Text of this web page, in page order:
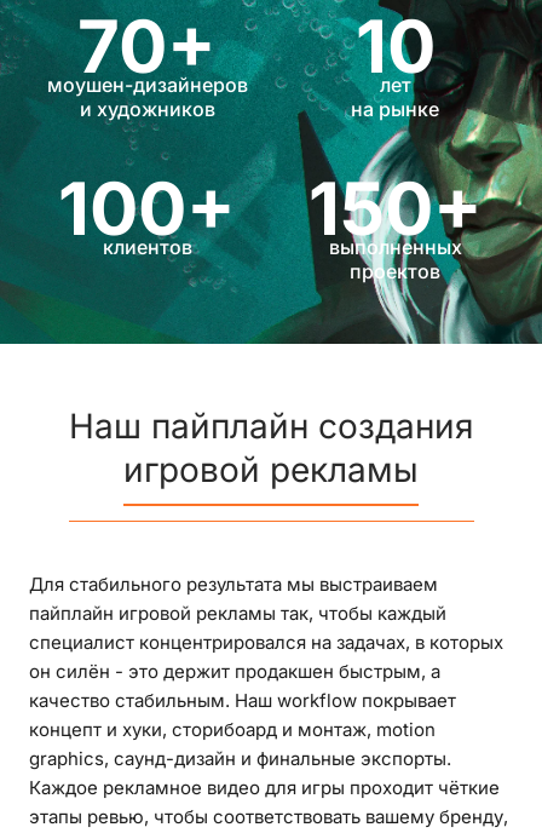
70+
моушен-дизайнеров
и художников
10
лет
на рынке
100+
клиентов 150+
выполненных
проектов
Наш пайплайн создания
игровой рекламы
Для стабильного результата мы выстраиваем
пайплайн игровой рекламы так, чтобы каждый
специалист концентрировался на задачах, в которых
он силён - это держит продакшен быстрым, а
качество стабильным. Наш workflow покрывает
концепт и хуки, сторибоард и монтаж, motion
graphics, саунд-дизайн и финальные экспорты.
Каждое рекламное видео для игры проходит чёткие
этапы ревью, чтобы соответствовать вашему бренду,